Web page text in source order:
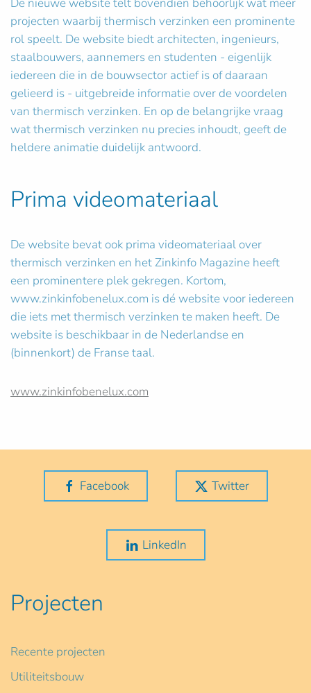
projecten waarbij thermisch verzinken een prominente
rol speelt. De website biedt architecten, ingenieurs,
staalbouwers, aannemers en studenten - eigenlijk
iedereen die in de bouwsector actief is of daaraan
gelieerd is - uitgebreide informatie over de voordelen
van thermisch verzinken. En op de belangrijke vraag
wat thermisch verzinken nu precies inhoudt, geeft de
heldere animatie duidelijk antwoord.
Prima videomateriaal
De website bevat ook prima videomateriaal over
thermisch verzinken en het Zinkinfo Magazine heeft
een prominentere plek gekregen. Kortom,
www.zinkinfobenelux.com is dé website voor iedereen
die iets met thermisch verzinken te maken heeft. De
website is beschikbaar in de Nederlandse en
(binnenkort) de Franse taal.
www.zinkinfobenelux.com
Facebook Twitter
LinkedIn
Projecten
Recente projecten
Utiliteitsbouw